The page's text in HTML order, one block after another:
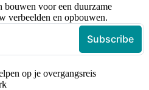
bouwen voor een duurzame
verbeelden en opbouwen.
op je overgangsreis